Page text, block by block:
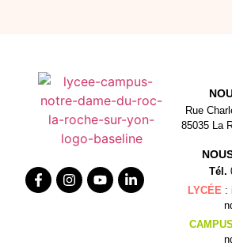
Rue
85035 La
Tél.
LYCÉE:
CAMPUS